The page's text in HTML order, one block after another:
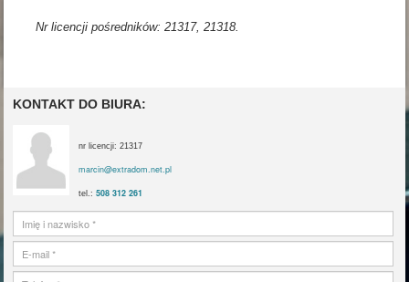
Nr licencji pośredników: 21317, 21318.
KONTAKT DO BIURA:
nr licencji: 21317
marcin@extradom.net.pl
tel.:508 312 261